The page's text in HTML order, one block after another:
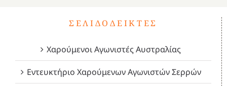
ΣΕΛΙΔΟΔΕΊΚΤΕΣ
Χαρούμενοι Αγωνιστές Αυστραλίας
Εντευκτήριο Χαρούμενων Αγωνιστών Σερρών